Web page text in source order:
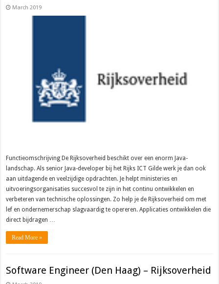
March 2019
Functieomschrijving De Rijksoverheid beschikt over een enorm Java-
landschap. Als senior Java-developer bij het Rijks ICT Gilde werk je dan ook
aan uitdagende en veelzijdige opdrachten. Je helpt ministeries en
uitvoeringsorganisaties succesvol te zijn in het continu ontwikkelen en
verbeteren van technische oplossingen. Zo help je de Rijksoverheid om met
lef en ondernemerschap slagvaardig te opereren. Applicaties ontwikkelen die
direct bijdragen …
Read More »
Software Engineer (Den Haag) – Rijksoverheid